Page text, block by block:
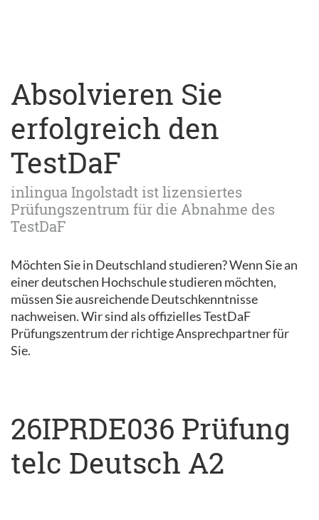
Absolvieren Sie
erfolgreich den
TestDaF
inlingua Ingolstadt ist lizensiertes
Prüfungszentrum für die Abnahme des
TestDaF
Möchten Sie in Deutschland studieren? Wenn Sie an
einer deutschen Hochschule studieren möchten,
müssen Sie ausreichende Deutschkenntnisse
nachweisen. Wir sind als offizielles TestDaF
Prüfungszentrum der richtige Ansprechpartner für
Sie.
26IPRDE036 Prüfung
telc Deutsch A2